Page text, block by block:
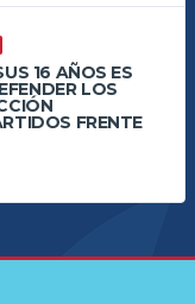
16 AÑOS ES
LOS
FRENTE